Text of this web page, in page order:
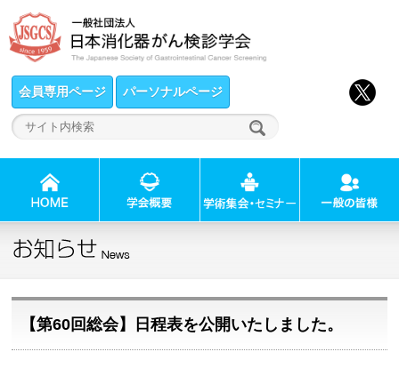
会員専用ページ パーソナルページ
【第60回総会】日程表を公開いたしました。